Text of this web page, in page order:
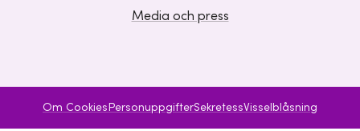
Media och press
Om Cookies PersonuppgifterSekretessVisselblåsning